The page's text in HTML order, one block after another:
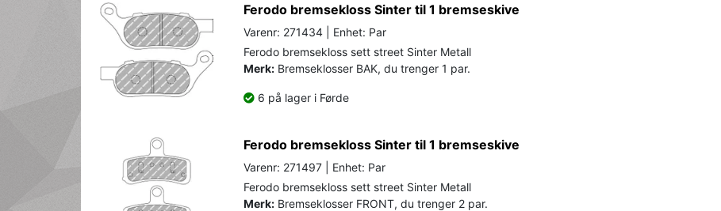
Ferodo bremsekloss Sinter til 1 bremseskive
Varenr: 271434 | Enhet: Par
Ferodo bremsekloss sett street Sinter Metall
Merk: Bremseklosser BAK, du trenger 1 par.
6 på lager i Førde
Ferodo bremsekloss Sinter til 1 bremseskive
Varenr: 271497 | Enhet: Par
Ferodo bremsekloss sett street Sinter Metall
Merk: Bremseklosser FRONT, du trenger 2 par.